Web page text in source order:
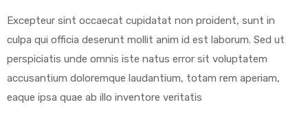
Excepteur sint occaecat cupidatat non proident, sunt in
culpa qui officia deserunt mollit anim id est laborum. Sed ut
perspiciatis unde omnis iste natus error sit voluptatem
accusantium doloremque laudantium, totam rem aperiam,
eaque ipsa quae ab illo inventore veritatis